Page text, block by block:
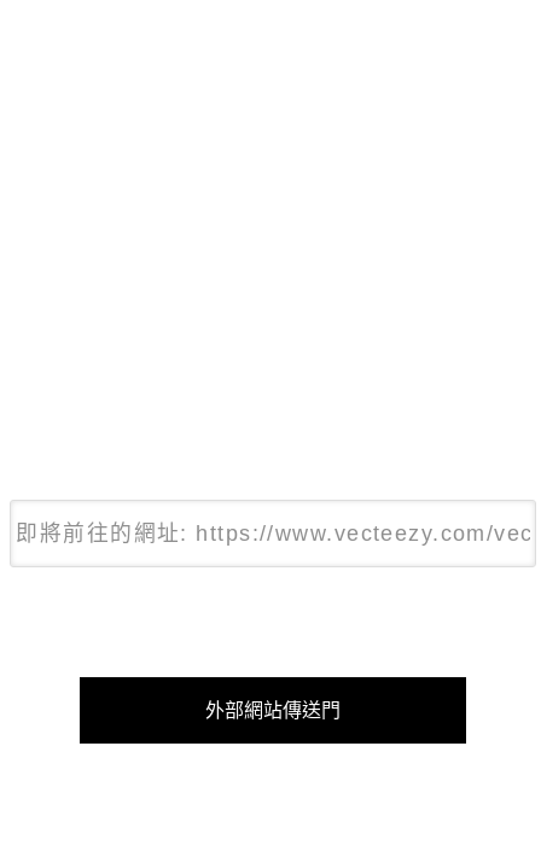
外部網站傳送門